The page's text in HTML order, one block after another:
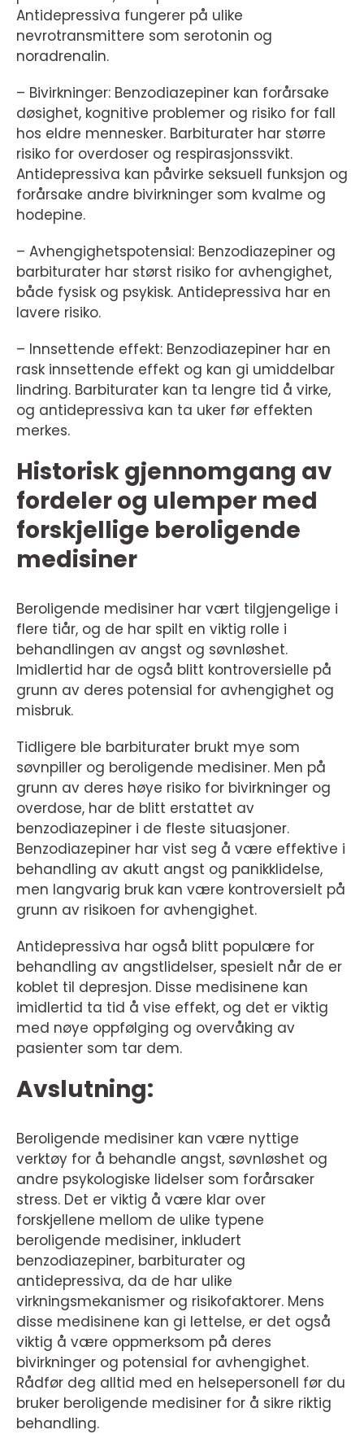
Antidepressiva fungerer på ulike
nevrotransmittere som serotonin og
noradrenalin.
– Bivirkninger: Benzodiazepiner kan forårsake
døsighet, kognitive problemer og risiko for fall
hos eldre mennesker. Barbiturater har større
risiko for overdoser og respirasjonssvikt.
Antidepressiva kan påvirke seksuell funksjon og
forårsake andre bivirkninger som kvalme og
hodepine.
– Avhengighetspotensial: Benzodiazepiner og
barbiturater har størst risiko for avhengighet,
både fysisk og psykisk. Antidepressiva har en
lavere risiko.
– Innsettende effekt: Benzodiazepiner har en
rask innsettende effekt og kan gi umiddelbar
lindring. Barbiturater kan ta lengre tid å virke,
og antidepressiva kan ta uker før effekten
merkes.
Historisk gjennomgang av
fordeler og ulemper med
forskjellige beroligende
medisiner
Beroligende medisiner har vært tilgjengelige i
flere tiår, og de har spilt en viktig rolle i
behandlingen av angst og søvnløshet.
Imidlertid har de også blitt kontroversielle på
grunn av deres potensial for avhengighet og
misbruk.
Tidligere ble barbiturater brukt mye som
søvnpiller og beroligende medisiner. Men på
grunn av deres høye risiko for bivirkninger og
overdose, har de blitt erstattet av
benzodiazepiner i de fleste situasjoner.
Benzodiazepiner har vist seg å være effektive i
behandling av akutt angst og panikklidelse,
men langvarig bruk kan være kontroversielt på
grunn av risikoen for avhengighet.
Antidepressiva har også blitt populære for
behandling av angstlidelser, spesielt når de er
koblet til depresjon. Disse medisinene kan
imidlertid ta tid å vise effekt, og det er viktig
med nøye oppfølging og overvåking av
pasienter som tar dem.
Avslutning:
Beroligende medisiner kan være nyttige
verktøy for å behandle angst, søvnløshet og
andre psykologiske lidelser som forårsaker
stress. Det er viktig å være klar over
forskjellene mellom de ulike typene
beroligende medisiner, inkludert
benzodiazepiner, barbiturater og
antidepressiva, da de har ulike
virkningsmekanismer og risikofaktorer. Mens
disse medisinene kan gi lettelse, er det også
viktig å være oppmerksom på deres
bivirkninger og potensial for avhengighet.
Rådfør deg alltid med en helsepersonell før du
bruker beroligende medisiner for å sikre riktig
behandling.